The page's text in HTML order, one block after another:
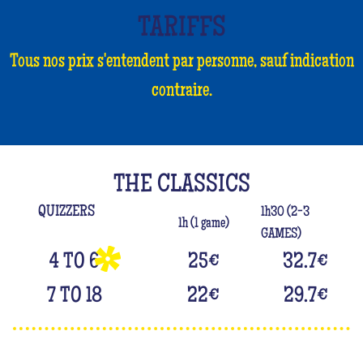
TARIFFS
Tous nos prix s'entendent par personne, sauf indication
contraire.
THE CLASSICS
QUIZZERS
1h (1 game)
1h30 (2-3
GAMES)
4 TO 6 25€ 32.7€
7 TO 18
22€ 29.7€